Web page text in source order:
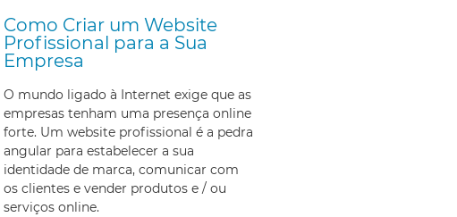
Como Criar um Website
Profissional para a Sua
Empresa
O mundo ligado à Internet exige que as
empresas tenham uma presença online
forte. Um website profissional é a pedra
angular para estabelecer a sua
identidade de marca, comunicar com
os clientes e vender produtos e / ou
serviços online.